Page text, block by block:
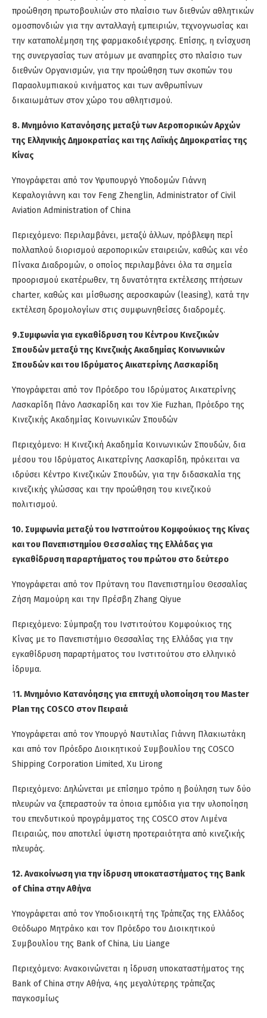
προώθηση πρωτοβουλιών στο πλαίσιο των διεθνών αθλητικών
ομοσπονδιών για την ανταλλαγή εμπειριών, τεχνογνωσίας και
την καταπολέμηση της φαρμακοδιέγερσης. Επίσης, η ενίσχυση
της συνεργασίας των ατόμων με αναπηρίες στο πλαίσιο των
διεθνών Οργανισμών, για την προώθηση των σκοπών του
Παραολυμπιακού κινήματος και των ανθρωπίνων
δικαιωμάτων στον χώρο του αθλητισμού.
8. Μνημόνιο Κατανόησης μεταξύ των Αεροπορικών Αρχών
της Ελληνικής Δημοκρατίας και της Λαϊκής Δημοκρατίας της
Κίνας
Υπογράφεται από τον Υφυπουργό Υποδομών Γιάννη
Κεφαλογιάννη και τον Feng Zhenglin, Administrator of Civil
Aviation Administration of China
Περιεχόμενο: Περιλαμβάνει, μεταξύ άλλων, πρόβλεψη περί
πολλαπλού διορισμού αεροπορικών εταιρειών, καθώς και νέο
Πίνακα Διαδρομών, ο οποίος περιλαμβάνει όλα τα σημεία
προορισμού εκατέρωθεν, τη δυνατότητα εκτέλεσης πτήσεων
charter, καθώς και μίσθωσης αεροσκαφών (leasing), κατά την
εκτέλεση δρομολογίων στις συμφωνηθείσες διαδρομές.
9.Συμφωνία για εγκαθίδρυση του Κέντρου Κινεζικών
Σπουδών μεταξύ της Κινεζικής Ακαδημίας Κοινωνικών
Σπουδών και του Ιδρύματος Αικατερίνης Λασκαρίδη
Υπογράφεται από τον Πρόεδρο του Ιδρύματος Αικατερίνης
Λασκαρίδη Πάνο Λασκαρίδη και τον Xie Fuzhan, Πρόεδρο της
Κινεζικής Ακαδημίας Κοινωνικών Σπουδών
Περιεχόμενο: Η Κινεζική Ακαδημία Κοινωνικών Σπουδών, δια
μέσου του Ιδρύματος Αικατερίνης Λασκαρίδη, πρόκειται να
ιδρύσει Κέντρο Κινεζικών Σπουδών, για την διδασκαλία της
κινεζικής γλώσσας και την προώθηση του κινεζικού
πολιτισμού.
10. Συμφωνία μεταξύ του Ινστιτούτου Κομφούκιος της Κίνας
και του Πανεπιστημίου Θεσσαλίας της Ελλάδας για
εγκαθίδρυση παραρτήματος του πρώτου στο δεύτερο
Υπογράφεται από τον Πρύτανη του Πανεπιστημίου Θεσσαλίας
Ζήση Μαμούρη και την Πρέσβη Zhang Qiyue
Περιεχόμενο: Σύμπραξη του Ινστιτούτου Κομφούκιος της
Κίνας με το Πανεπιστήμιο Θεσσαλίας της Ελλάδας για την
εγκαθίδρυση παραρτήματος του Ινστιτούτου στο ελληνικό
ίδρυμα.
11. Μνημόνιο Κατανόησης για επιτυχή υλοποίηση του Master
Plan της COSCO στον Πειραιά
Υπογράφεται από τον Υπουργό Ναυτιλίας Γιάννη Πλακιωτάκη
και από τον Πρόεδρο Διοικητικού Συμβουλίου της COSCO
Shipping Corporation Limited, Xu Lirong
Περιεχόμενο: Δηλώνεται με επίσημο τρόπο η βούληση των δύο
πλευρών να ξεπεραστούν τα όποια εμπόδια για την υλοποίηση
του επενδυτικού προγράμματος της COSCO στον Λιμένα
Πειραιώς, που αποτελεί ύψιστη προτεραιότητα από κινεζικής
πλευράς.
12. Ανακοίνωση για την ίδρυση υποκαταστήματος της Bank
of China στην Αθήνα
Υπογράφεται από τον Υποδιοικητή της Τράπεζας της Ελλάδος
Θεόδωρο Μητράκο και τον Πρόεδρο του Διοικητικού
Συμβουλίου της Bank of China, Liu Liange
Περιεχόμενο: Ανακοινώνεται η ίδρυση υποκαταστήματος της
Bank of China στην Αθήνα, 4ης μεγαλύτερης τράπεζας
παγκοσμίως